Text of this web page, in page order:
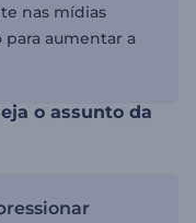
nas mídias
para aumentar a
o assunto da